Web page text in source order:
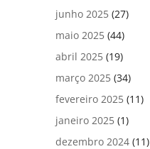
junho 2025 (27)
maio 2025 (44)
abril 2025 (19)
março 2025 (34)
fevereiro 2025 (11)
janeiro 2025 (1)
dezembro 2024 (11)